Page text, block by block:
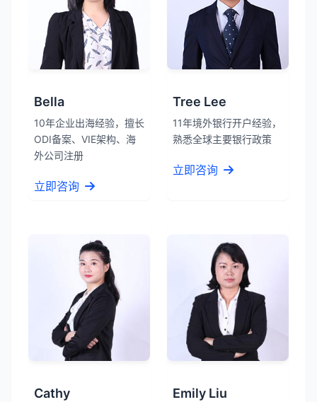
Bella
10年企业出海经验，擅长
ODI备案、VIE架构、海
外公司注册
立即咨询
Tree Lee
11年境外银行开户经验，
熟悉全球主要银行政策
立即咨询
Cathy Emily Liu